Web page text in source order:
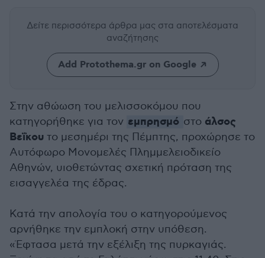
Δείτε περισσότερα άρθρα μας στα αποτελέσματα
αναζήτησης
Add Protothema.gr on Google
Στην αθώωση του μελισσοκόμου που
κατηγορήθηκε για τον εμπρησμό στο άλσος
Βεΐκου το μεσημέρι της Πέμπτης, προχώρησε το
Αυτόφωρο Μονομελές Πλημμελειοδικείο
Αθηνών, υιοθετώντας σχετική πρόταση της
εισαγγελέα της έδρας.
Κατά την απολογία του ο κατηγορούμενος
αρνήθηκε την εμπλοκή στην υπόθεση.
«Έφτασα μετά την εξέλιξη της πυρκαγιάς.